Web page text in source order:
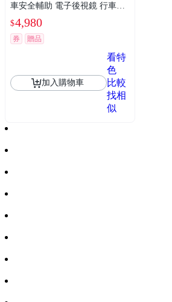
車安全輔助 電子後視鏡 行車紀
錄器)~急
$4,980
券 贈品
加入購物車
看特
色
比較
找相
似